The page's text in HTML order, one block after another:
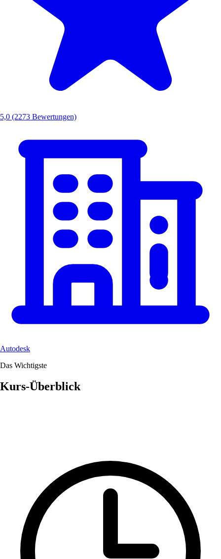
5,0 (2273 Bewertungen)
Autodesk
Das Wichtigste
Kurs-Überblick